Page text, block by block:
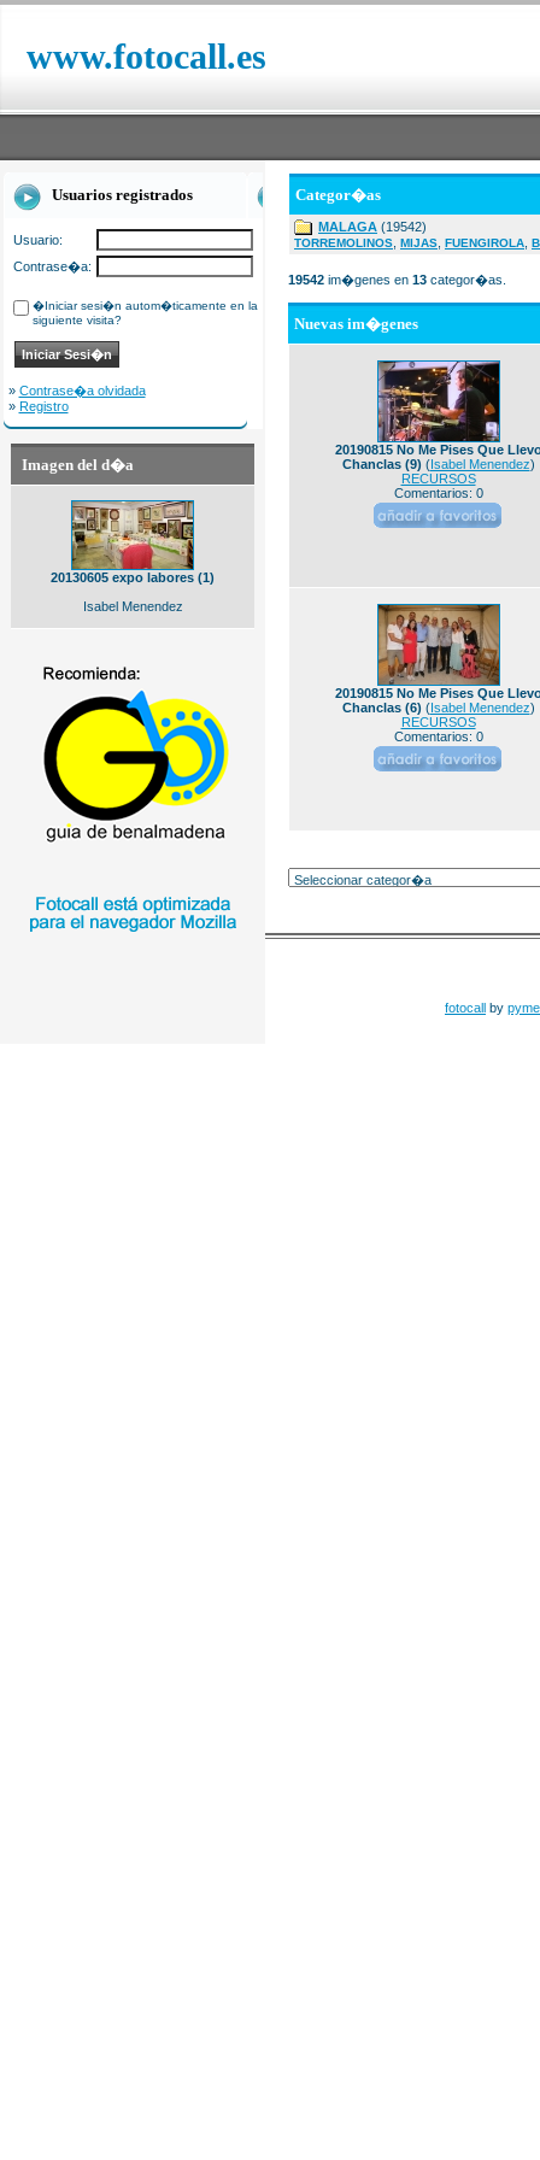
www.fotocall.es
Usuarios registrados
Usuario:
Contrase�a:
�Iniciar sesi�n autom�ticamente en la
siguiente visita?
» Contrase�a olvidada
» Registro
Imagen del d�a
20130605 expo labores (1)
Isabel Menendez
Categor�as
MALAGA (19542)
TORREMOLINOS MIJAS FUENGIROLA
19542 im�genes en 13 categor�as.
Nuevas im�genes
20190815 No Me Pises Que
Chanclas (9) (Isabel Menendez)
RECURSOS
Comentarios: 0
20190815 No Me Pises Que
Chanclas (6) (Isabel Menendez)
RECURSOS
Comentarios: 0
fotocall by